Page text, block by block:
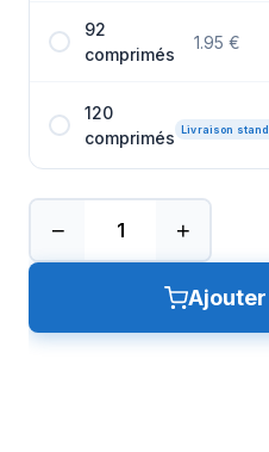
92
comprimés
1.95 €
120
comprimés Livraison
− +
Ajouter